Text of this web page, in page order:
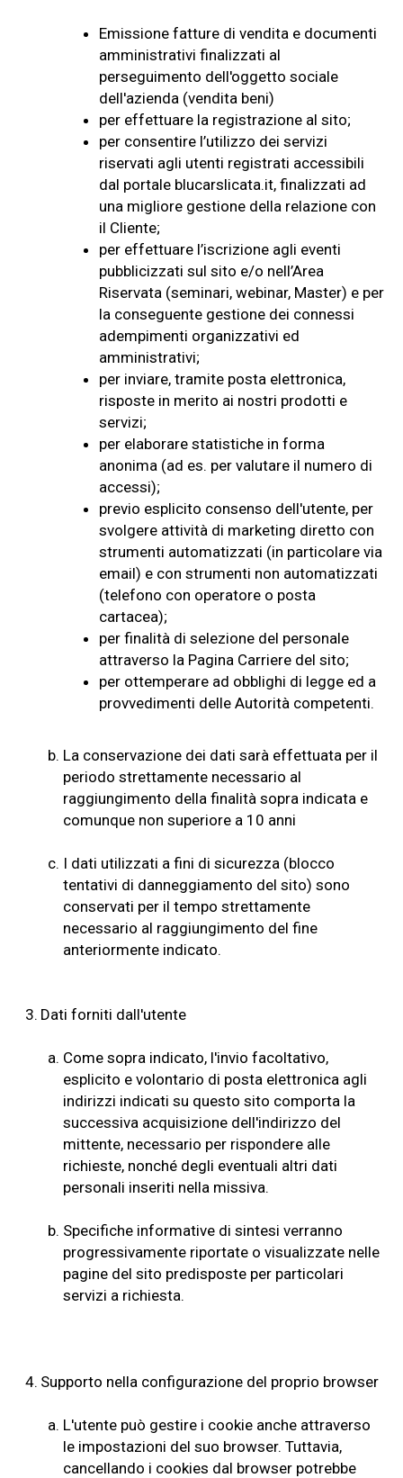
Emissione fatture di vendita e documenti
amministrativi finalizzati al
perseguimento dell'oggetto sociale
dell'azienda (vendita beni)
per effettuare la registrazione al sito;
per consentire l’utilizzo dei servizi
riservati agli utenti registrati accessibili
dal portale blucarslicata.it, finalizzati ad
una migliore gestione della relazione con
il Cliente;
per effettuare l’iscrizione agli eventi
pubblicizzati sul sito e/o nell’Area
Riservata (seminari, webinar, Master) e per
la conseguente gestione dei connessi
adempimenti organizzativi ed
amministrativi;
per inviare, tramite posta elettronica,
risposte in merito ai nostri prodotti e
servizi;
per elaborare statistiche in forma
anonima (ad es. per valutare il numero di
accessi);
previo esplicito consenso dell'utente, per
svolgere attività di marketing diretto con
strumenti automatizzati (in particolare via
email) e con strumenti non automatizzati
(telefono con operatore o posta
cartacea);
per finalità di selezione del personale
attraverso la Pagina Carriere del sito;
per ottemperare ad obblighi di legge ed a
provvedimenti delle Autorità competenti.
b. La conservazione dei dati sarà effettuata per il
periodo strettamente necessario al
raggiungimento della finalità sopra indicata e
comunque non superiore a 10 anni
c. I dati utilizzati a fini di sicurezza (blocco
tentativi di danneggiamento del sito) sono
conservati per il tempo strettamente
necessario al raggiungimento del fine
anteriormente indicato.
3. Dati forniti dall'utente
a. Come sopra indicato, l'invio facoltativo,
esplicito e volontario di posta elettronica agli
indirizzi indicati su questo sito comporta la
successiva acquisizione dell'indirizzo del
mittente, necessario per rispondere alle
richieste, nonché degli eventuali altri dati
personali inseriti nella missiva.
b. Specifiche informative di sintesi verranno
progressivamente riportate o visualizzate nelle
pagine del sito predisposte per particolari
servizi a richiesta.
4. Supporto nella configurazione del proprio browser
a. L'utente può gestire i cookie anche attraverso
le impostazioni del suo browser. Tuttavia,
cancellando i cookies dal browser potrebbe